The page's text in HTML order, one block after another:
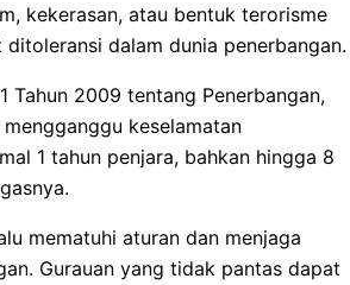
kekerasan, atau bentuk terorisme
dalam dunia penerbangan.
Tahun 2009 tentang Penerbangan,
keselamatan
1 tahun penjara, bahkan hingga 8
mematuhi aturan dan menjaga
Gurauan yang tidak pantas dapat